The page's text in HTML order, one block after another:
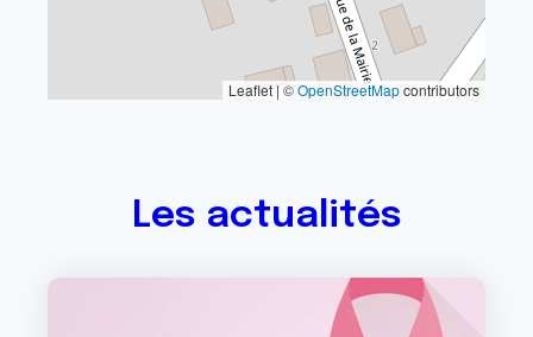
Leaflet | ©OpenStreetMapcontributors
Les actualités
Image